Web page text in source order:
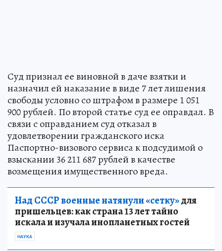
Суд признал ее виновной в даче взятки и
назначил ей наказание в виде 7 лет лишения
свободы условно со штрафом в размере 1 051
900 рублей. По второй статье суд ее оправдал. В
связи с оправданием суд отказал в
удовлетворении гражданского иска
Паспортно-визового сервиса к подсудимой о
взыскании 36 211 687 рублей в качестве
возмещения имущественного вреда.
Над СССР военные натянули «сетку»для
пришельцев: как страна 13 лет тайно
искала и изучала инопланетных гостей
НАУКА